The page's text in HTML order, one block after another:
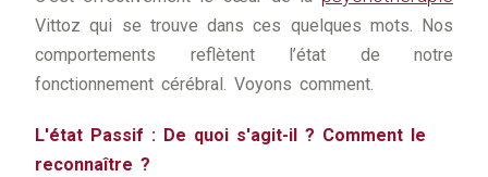
Vittoz qui se trouve dans ces quelques mots. Nos
comportements reflètent l’état de notre
fonctionnement cérébral. Voyons comment.
L'état Passif : De quoi s'agit-il ? Comment le
reconnaître ?